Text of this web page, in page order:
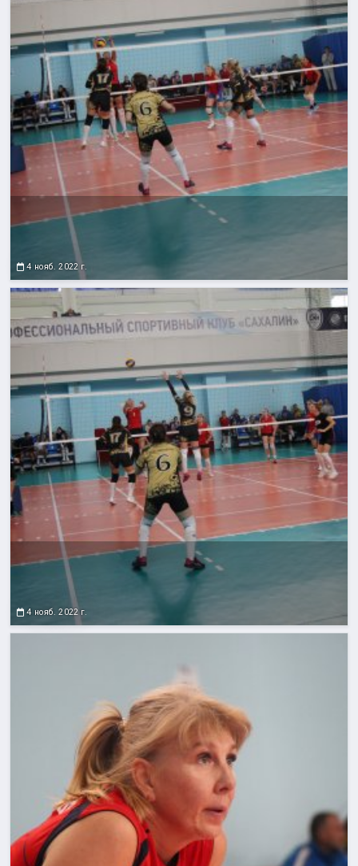
4 нояб. 2022 г.
4 нояб. 2022 г.